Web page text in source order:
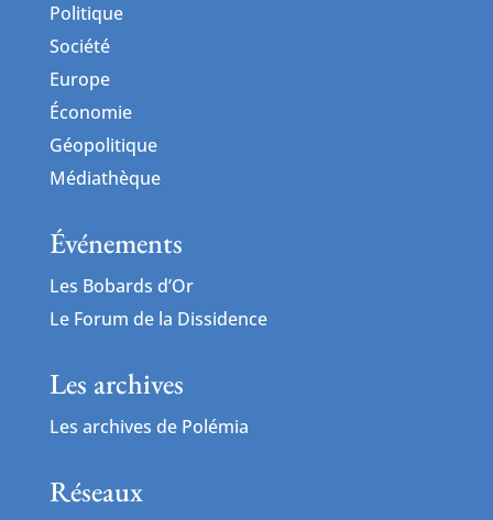
Politique
Société
Europe
Économie
Géopolitique
Médiathèque
Événements
Les Bobards d’Or
Le Forum de la Dissidence
Les archives
Les archives de Polémia
Réseaux